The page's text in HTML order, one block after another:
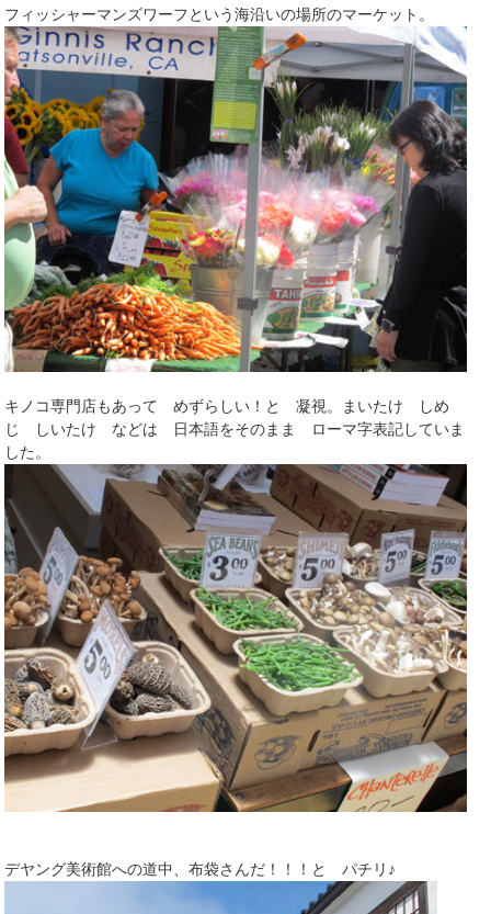
フィッシャーマンズワーフという海沿いの場所のマーケット。
キノコ専門店もあって めずらしい！と 凝視。まいたけ しめ
じ しいたけ などは 日本語をそのまま ローマ字表記していま
した。
デヤング美術館への道中、布袋さんだ！！！と パチリ♪